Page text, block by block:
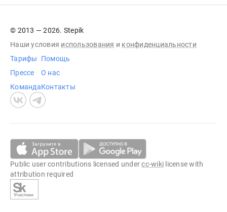
© 2013 — 2026. Stepik
Наши условия использования и конфиденциальности
Тарифы
Прессе
Команда
Помощь
О нас
Контакты
Public user contributions licensed undercc-wiki license with
attribution required